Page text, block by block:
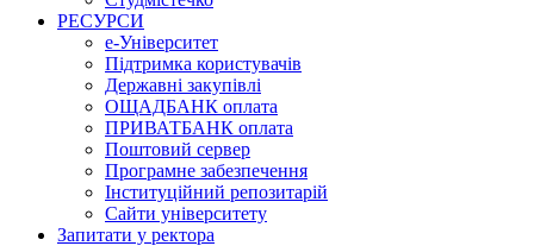
РЕСУРСИ
е-Університет
Підтримка користувачів
Державні закупівлі
ОЩАДБАНК оплата
ПРИВАТБАНК оплата
Поштовий сервер
Програмне забезпечення
Інституційний репозитарій
Сайти університету
Запитати у ректора